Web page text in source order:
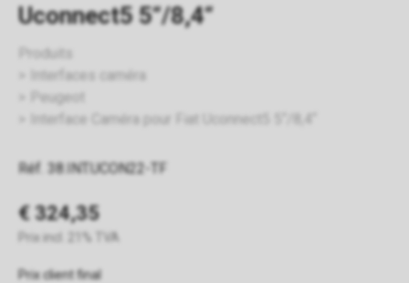
Uconnect5 5“/8,4“
Produits
Interfaces caméra
Peugeot
Interface Caméra pour Fiat Uconnect5 5“/8,4“
Réf. 38.INT.UCON22-TF
€ 324,35
Prix incl. 21% TVA
Prix client final